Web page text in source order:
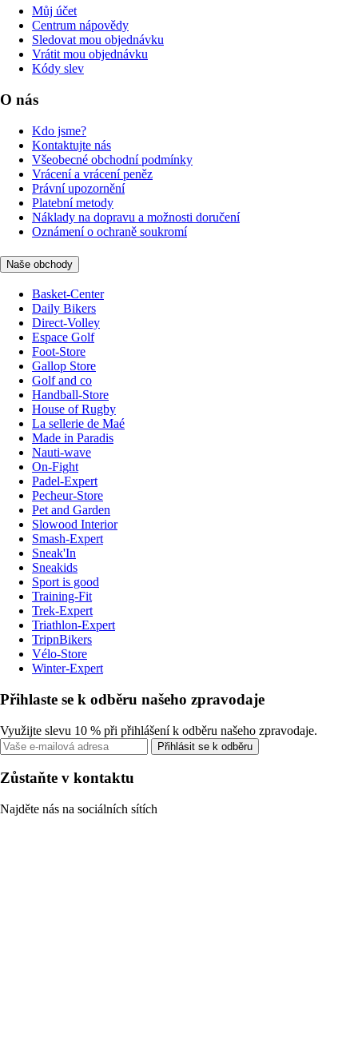
Můj účet
Centrum nápovědy
Sledovat mou objednávku
Vrátit mou objednávku
Kódy slev
O nás
Kdo jsme?
Kontaktujte nás
Všeobecné obchodní podmínky
Vrácení a vrácení peněz
Právní upozornění
Platební metody
Náklady na dopravu a možnosti doručení
Oznámení o ochraně soukromí
Naše obchody
Basket-Center
Daily Bikers
Direct-Volley
Espace Golf
Foot-Store
Gallop Store
Golf and co
Handball-Store
House of Rugby
La sellerie de Maé
Made in Paradis
Nauti-wave
On-Fight
Padel-Expert
Pecheur-Store
Pet and Garden
Slowood Interior
Smash-Expert
Sneak'In
Sneakids
Sport is good
Training-Fit
Trek-Expert
Triathlon-Expert
TripnBikers
Vélo-Store
Winter-Expert
Přihlaste se k odběru našeho zpravodaje
Využijte slevu 10 % při přihlášení k odběru našeho zpravodaje.
Přihlásit se k odběru
Zůstaňte v kontaktu
Najděte nás na sociálních sítích